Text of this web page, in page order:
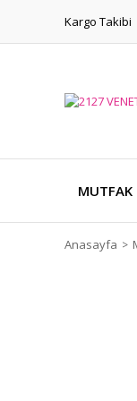
Kargo Takibi
MUTFAK
Anasayfa